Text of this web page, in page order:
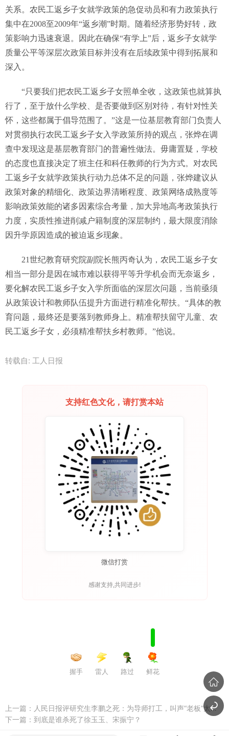
关系。农民工返乡子女就学政策的急促动员和有力政策执行
集中在2008至2009年“返乡潮”时期。随着经济形势好转，政
策影响力迅速衰退。因此在确保“有学上”后，返乡子女就学
质量公平等深层次政策目标并没有在后续政策中得到拓展和
深入。
“只要我们把农民工返乡子女照单全收，这政策也就算执
行了，至于放什么学校、是否要做到区别对待，有针对性关
怀，这些都属于倡导范围了。”这是一位基层教育部门负责人
对贯彻执行农民工返乡子女入学政策所持的观点，张烨在调
查中发现这是基层教育部门的普遍性做法。毋庸置疑，学校
的态度也直接决定了班主任和科任教师的行为方式。对农民
工返乡子女就学政策执行动力总体不足的问题，张烨建议从
政策对象的精细化、政策边界清晰程度、政策网络成熟度等
影响政策效能的诸多因素综合考量，加大异地高考政策执行
力度，实质性推进削减户籍制度的深层制约，最大限度消除
因升学原因造成的被迫返乡现象。
21世纪教育研究院副院长熊丙奇认为，农民工返乡子女
相当一部分是因在城市难以获得平等升学机会而无奈返乡，
要化解农民工返乡子女入学所面临的深层次问题，当前亟须
从政策设计和教师队伍提升方面进行精准化帮扶。“具体的教
育问题，最终还是要落到教师身上。精准帮扶留守儿童、农
民工返乡子女，必须精准帮扶乡村教师。”他说。
转载自: 工人日报
支持红色文化，请打赏本站
微信打赏
感谢支持,共同进步!
握手 雷人 路过 鲜花
上一篇： 人民日报评研究生李鹏之死：为导师打工，叫声“老板”太沉重 ...
下一篇： 到底是谁杀死了徐玉玉、宋振宁？